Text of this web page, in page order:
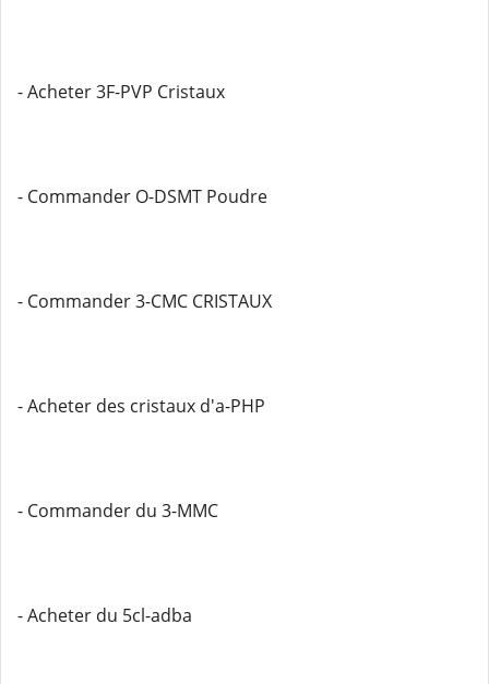
- Acheter 3F-PVP Cristaux
- Commander O-DSMT Poudre
- Commander 3-CMC CRISTAUX
- Acheter des cristaux d'a-PHP
- Commander du 3-MMC
- Acheter du 5cl-adba